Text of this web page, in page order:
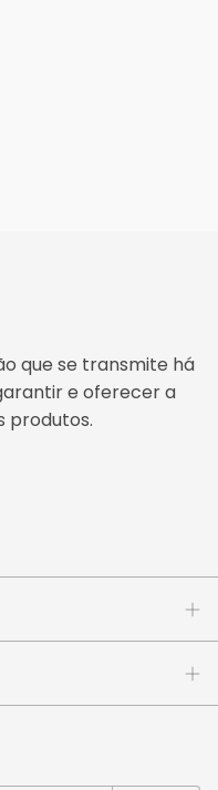
que se transmite há
e oferecer a
produtos.